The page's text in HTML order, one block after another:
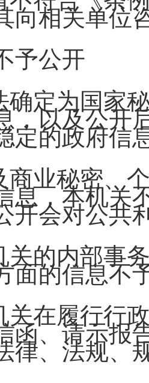
向相关单位
予公开
确定为国家
，以及公开
定的政府信
商业秘密、
息，本机关
开会对公共
关的内部事
面的信息不
关在履行行
函、请示报
律、法规、